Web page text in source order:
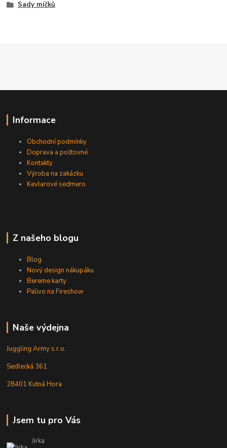
Sady míčků
Informace
Obchodní podmínky
Doprava a poštovné
Kontakty
Výroba na zakázku
Kevlarové sedmero
Z našeho blogu
Blog
Nový design nákupáku
Bereme karty
Palivo na Fireshow
Naše výdejna
Juggling Army s.r.o.
Sedlecká 361
28401 Kutná Hora
Jsem tu pro Vás
Jirka